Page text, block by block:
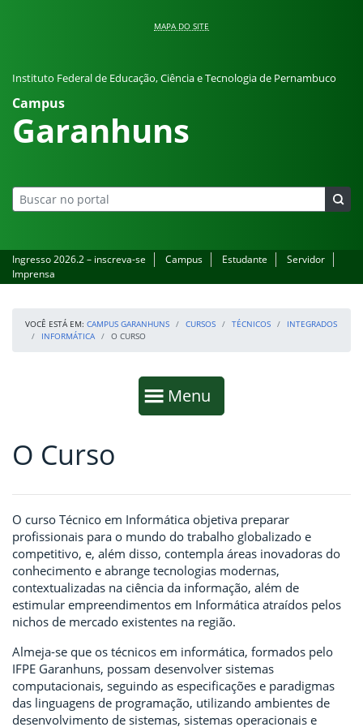
MAPA DO SITE
Instituto Federal de Educação, Ciência e Tecnologia de Pernambuco
Campus
Garanhuns
Ingresso 2026.2 – inscreva-se Campus Estudante
Servidor
Imprensa
VOCÊ ESTÁ EM: CAMPUS GARANHUNS CURSOS TÉCNICOS
INTEGRADOS
INFORMÁTICA
O CURSO
Mostrar
Menu
Fim da navegação
Início do conteúdo
O Curso
O curso Técnico em Informática objetiva preparar
profissionais para o mundo do trabalho globalizado e
competitivo, e, além disso, contempla áreas inovadoras do
conhecimento e abrange tecnologias modernas,
contextualizadas na ciência da informação, além de
estimular empreendimentos em Informática atraídos pelos
nichos de mercado existentes na região.
Almeja-se que os técnicos em informática, formados pelo
IFPE Garanhuns, possam desenvolver sistemas
computacionais, seguindo as especificações e paradigmas
das linguagens de programação, utilizando ambientes de
desenvolvimento de sistemas, sistemas operacionais e